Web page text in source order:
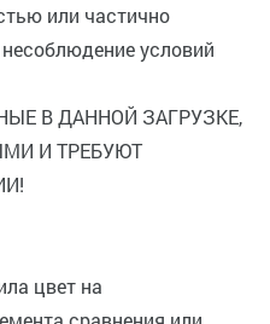
или частично
условий
В ДАННОЙ ЗАГРУЗКЕ,
И ТРЕБУЮТ
цвет на